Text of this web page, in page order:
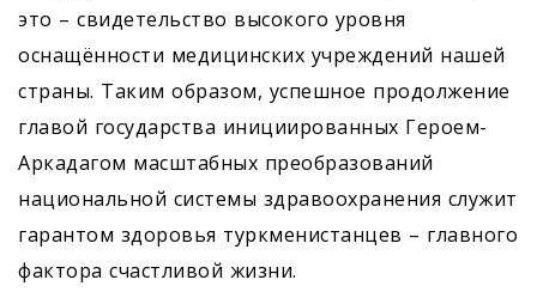
это – свидетельство высокого уровня
оснащённости медицинских учреждений нашей
страны. Таким образом, успешное продолжение
главой государства инициированных Героем-
Аркадагом масштабных преобразований
национальной системы здравоохранения служит
гарантом здоровья туркменистанцев – главного
фактора счастливой жизни.